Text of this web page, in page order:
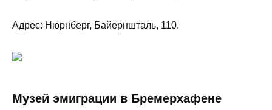
Адрес: Нюрнберг, Байерншталь, 110.
Музей эмиграции в Бремерхафене